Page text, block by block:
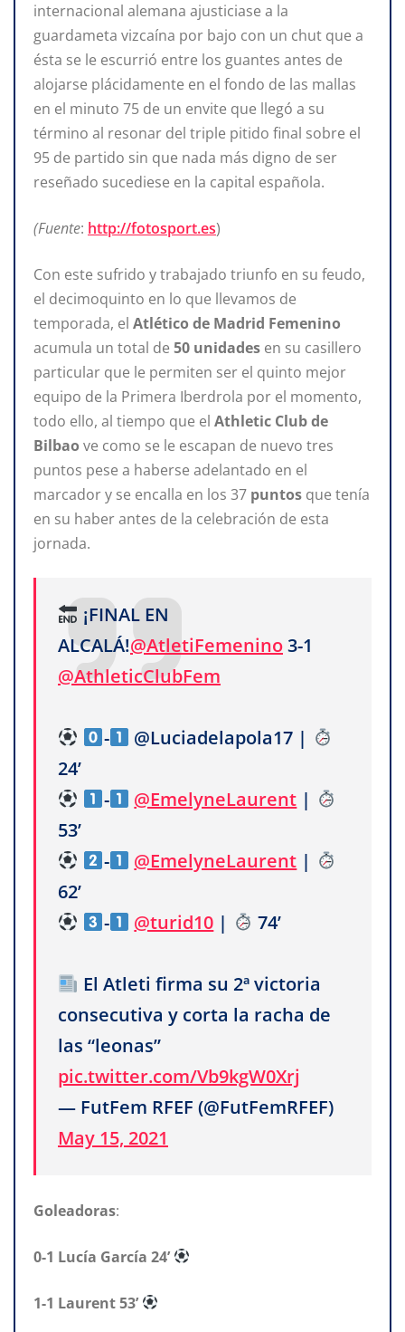
internacional alemana ajusticiase a la
guardameta vizcaína por bajo con un chut que a
ésta se le escurrió entre los guantes antes de
alojarse plácidamente en el fondo de las mallas
en el minuto 75 de un envite que llegó a su
término al resonar del triple pitido final sobre el
95 de partido sin que nada más digno de ser
reseñado sucediese en la capital española.
(Fuente: http://fotosport.es)
Con este sufrido y trabajado triunfo en su feudo,
el decimoquinto en lo que llevamos de
temporada, el Atlético de Madrid Femenino
acumula un total de 50 unidades en su casillero
particular que le permiten ser el quinto mejor
equipo de la Primera Iberdrola por el momento,
todo ello, al tiempo que el Athletic Club de
Bilbao ve como se le escapan de nuevo tres
puntos pese a haberse adelantado en el
marcador y se encalla en los 37 puntos que tenía
en su haber antes de la celebración de esta
jornada.
¡FINAL EN
ALCALÁ!@AtletiFemenino3-1
@AthleticClubFem
-
@Luciadelapola17 |
24’
-
@EmelyneLaurent |
53’
-
@EmelyneLaurent |
62’
-
@turid10 | 74’
El Atleti firma su 2ª victoria
consecutiva y corta la racha de
las “leonas”
pic.twitter.com/Vb9kgW0Xrj
— FutFem RFEF (@FutFemRFEF)
May 15, 2021
Goleadoras:
0-1 Lucía García 24’
1-1 Laurent53’